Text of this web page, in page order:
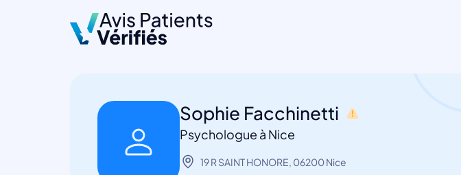
Sophie Facchinetti
Psychologue à Nice
19 R SAINT HONORE, 06200 Nice